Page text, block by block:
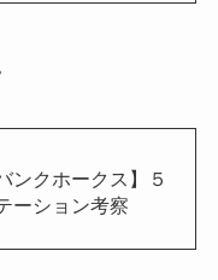
ンクホークス】５
ーション考察